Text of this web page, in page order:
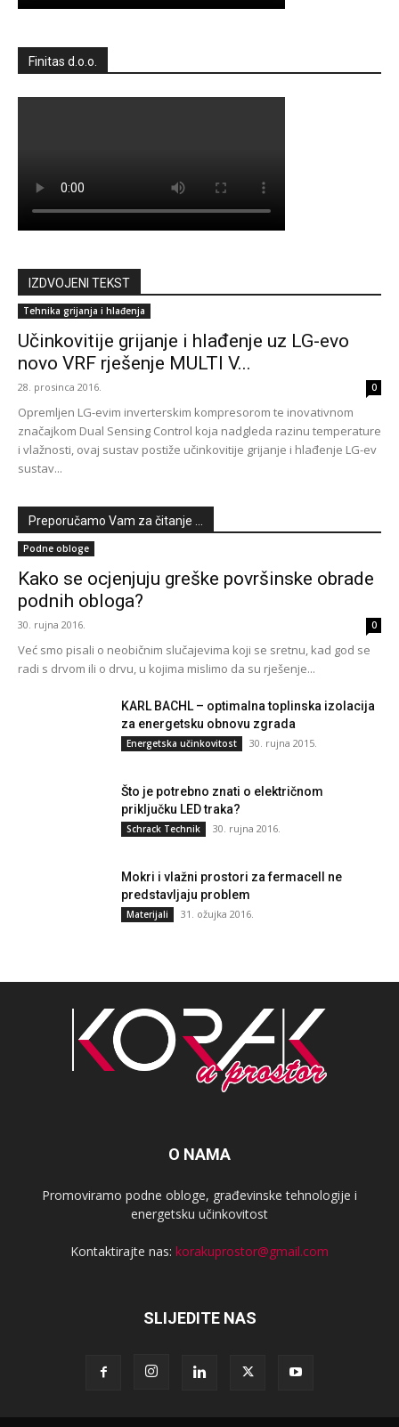
Finitas d.o.o.
IZDVOJENI TEKST
Tehnika grijanja i hlađenja
Učinkovitije grijanje i hlađenje uz LG-evo
novo VRF rješenje MULTI V...
28. prosinca 2016. 0
Opremljen LG-evim inverterskim kompresorom te inovativnom
značajkom Dual Sensing Control koja nadgleda razinu temperature
i vlažnosti, ovaj sustav postiže učinkovitije grijanje i hlađenje LG-ev
sustav...
Preporučamo Vam za čitanje ...
Podne obloge
Kako se ocjenjuju greške površinske obrade
podnih obloga?
30. rujna 2016. 0
Već smo pisali o neobičnim slučajevima koji se sretnu, kad god se
radi s drvom ili o drvu, u kojima mislimo da su rješenje...
KARL BACHL – optimalna toplinska izolacija
za energetsku obnovu zgrada
Energetska učinkovitost 30. rujna 2015.
Što je potrebno znati o električnom
priključku LED traka?
Schrack Technik 30. rujna 2016.
Mokri i vlažni prostori za fermacell ne
predstavljaju problem
Materijali 31. ožujka 2016.
O NAMA
Promoviramo podne obloge, građevinske tehnologije i
energetsku učinkovitost
Kontaktirajte nas: korakuprostor@gmail.com
SLIJEDITE NAS